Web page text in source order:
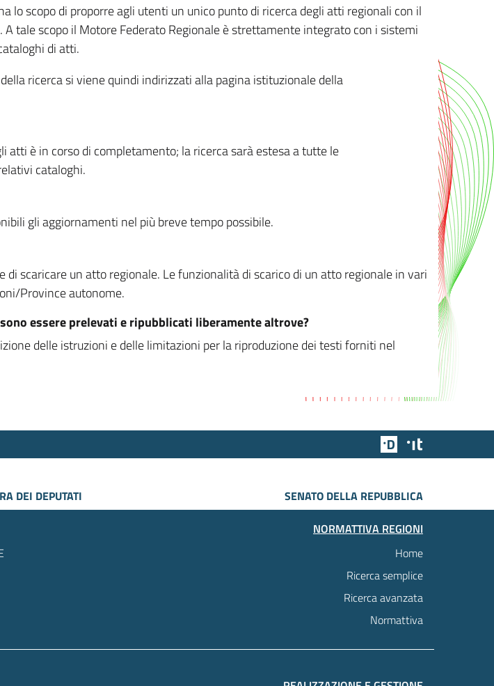
lo scopo di proporre agli utenti un unico punto di ricerca degli atti regionali con il
tale scopo il Motore Federato Regionale è strettamente integrato con i sistemi
di atti.
ricerca si viene quindi indirizzati alla pagina istituzionale della
è in corso di completamento; la ricerca sarà estesa a tutte le
cataloghi.
gli aggiornamenti nel più breve tempo possibile.
scaricare un atto regionale. Le funzionalità di scarico di un atto regionale in vari
Province autonome.
essere prelevati e ripubblicati liberamente altrove?
delle istruzioni e delle limitazioni per la riproduzione dei testi forniti nel
Team Digitale
DEI DEPUTATI
SENATO DELLA REPUBBLICA
NORMATTIVA REGIONI
Home
Ricerca semplice
Ricerca avanzata
Normattiva